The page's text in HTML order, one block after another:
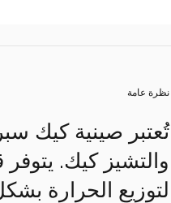
نظرة عامة
تُعتبر صينية كيك
والتشيز كيك.
لتوزيع الحرارة